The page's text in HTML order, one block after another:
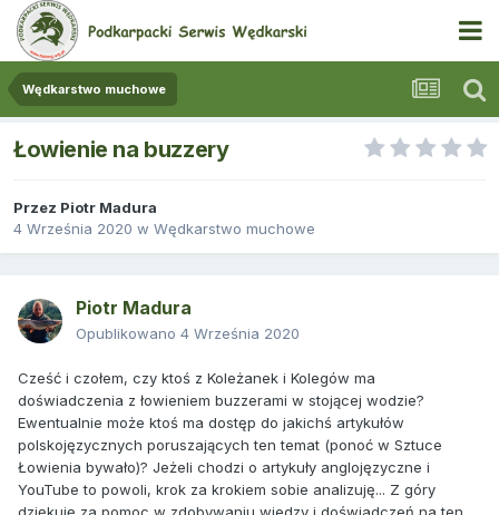
Wędkarstwo muchowe
Łowienie na buzzery
Przez Piotr Madura
4 Września 2020 w Wędkarstwo muchowe
Piotr Madura
Opublikowano 4 Września 2020
Cześć i czołem, czy ktoś z Koleżanek i Kolegów ma
doświadczenia z łowieniem buzzerami w stojącej wodzie?
Ewentualnie może ktoś ma dostęp do jakichś artykułów
polskojęzycznych poruszających ten temat (ponoć w Sztuce
Łowienia bywało)? Jeżeli chodzi o artykuły anglojęzyczne i
YouTube to powoli, krok za krokiem sobie analizuję... Z góry